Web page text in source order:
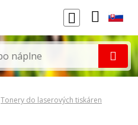
Tonery do laserových tiskáren